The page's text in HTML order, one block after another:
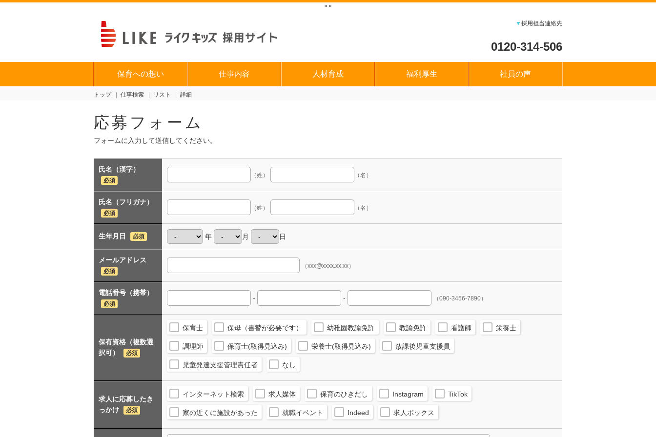
" "
▼採用担当連絡先
0120-314-506
保育への想い 仕事内容 人材育成 福利厚生 社員の声
トップ 仕事検索 リスト 詳細
応募フォーム
フォームに入力して送信してください。
氏名（漢字）
必須
（姓） （名）
氏名（フリガナ）
必須
（姓） （名）
生年月日 必須 年 月 日
メールアドレス
必須
（xxx@xxxx.xx.xx）
電話番号（携帯）
必須
- - （090-3456-7890）
保有資格（複数選
択可）
必須
保育士 保母（書替が必要です） 幼稚園教諭免許 教諭免許 看護師 栄養士
調理師 保育士(取得見込み) 栄養士(取得見込み) 放課後児童支援員
児童発達支援管理責任者 なし
求人に応募したき
っかけ
必須
インターネット検索 求人媒体 保育のひきだし Instagram TikTok
家の近くに施設があった 就職イベント Indeed 求人ボックス